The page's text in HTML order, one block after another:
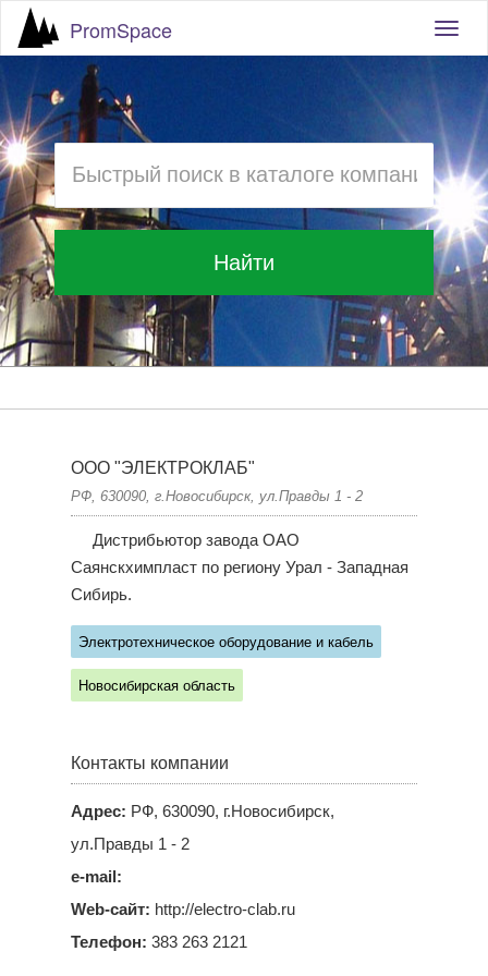
PromSpace
Найти
ООО "ЭЛЕКТРОКЛАБ"
РФ, 630090, г.Новосибирск, ул.Правды 1 - 2
Дистрибьютор завода ОАО
Саянскхимпласт по региону Урал - Западная
Сибирь.
Электротехническое оборудование и кабель
Новосибирская область
Контакты компании
Адрес: РФ, 630090, г.Новосибирск,
ул.Правды 1 - 2
e-mail:
Web-сайт: http://electro-clab.ru
Телефон: 383 263 2121